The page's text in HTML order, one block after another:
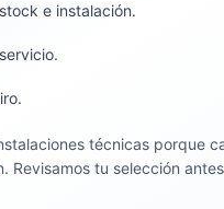
e instalación.
técnicas porque
Revisamos tu selección